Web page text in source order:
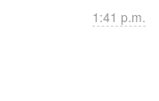
1:41 p.m.